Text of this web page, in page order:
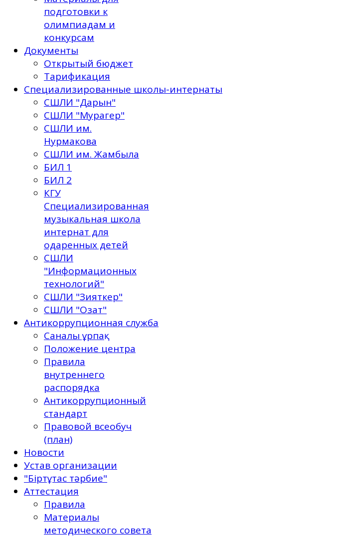
подготовки к
олимпиадам и
конкурсам
Документы
Открытый бюджет
Тарификация
Специализированные школы-интернаты
СШЛИ "Дарын"
СШЛИ "Мурагер"
СШЛИ им.
Нурмакова
СШЛИ им. Жамбыла
БИЛ 1
БИЛ 2
КГУ
Специализированная
музыкальная школа
интернат для
одаренных детей
СШЛИ
"Информационных
технологий"
СШЛИ "Зияткер"
СШЛИ "Озат"
Антикоррупционная служба
Саналы ұрпақ
Положение центра
Правила
внутреннего
распорядка
Антикоррупционный
стандарт
Правовой всеобуч
(план)
Новости
Устав организации
"Біртұтас тәрбие"
Аттестация
Правила
Материалы
методического совета